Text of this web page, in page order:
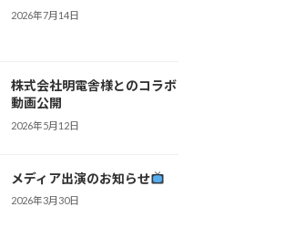
2026年7月14日
株式会社明電舎様とのコラボ
動画公開
2026年5月12日
メディア出演のお知らせ
2026年3月30日